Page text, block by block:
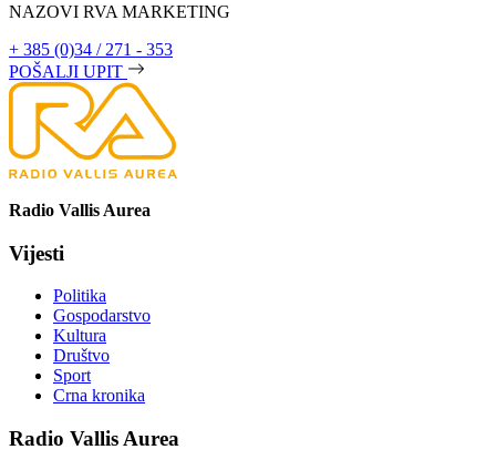
NAZOVI RVA MARKETING
+ 385 (0)34 / 271 - 353
POŠALJI UPIT
Radio Vallis Aurea
Vijesti
Politika
Gospodarstvo
Kultura
Društvo
Sport
Crna kronika
Radio Vallis Aurea